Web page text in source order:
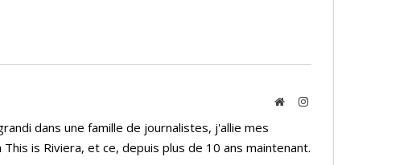
WebsiteInstagram
dans une famille de journalistes, j'allie mes
is Riviera, et ce, depuis plus de 10 ans maintenant.